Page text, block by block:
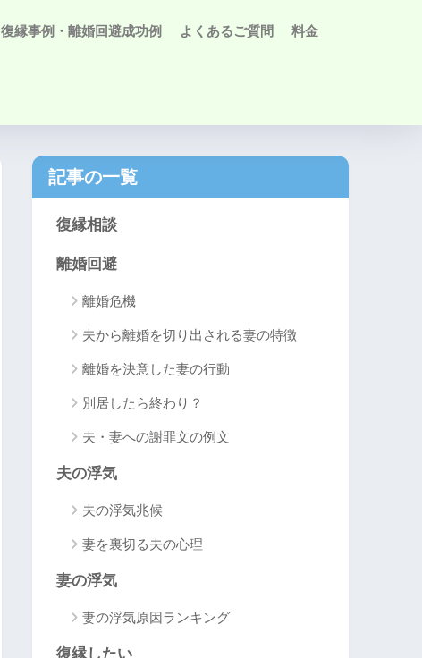
復縁事例・離婚回避成功例 よくあるご質問 料金
記事の一覧
復縁相談
離婚回避
離婚危機
夫から離婚を切り出される妻の特徴
離婚を決意した妻の行動
別居したら終わり？
夫・妻への謝罪文の例文
夫の浮気
夫の浮気兆候
妻を裏切る夫の心理
妻の浮気
妻の浮気原因ランキング
復縁したい